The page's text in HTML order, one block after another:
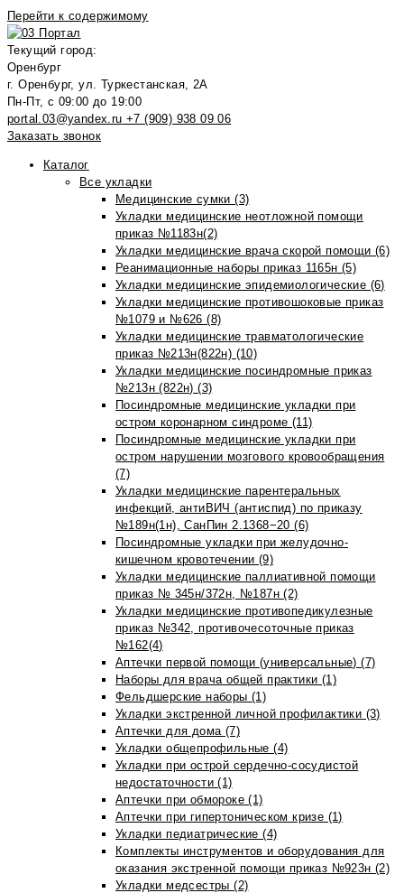
Перейти к содержимому
Текущий город:
Оренбург
г. Оренбург, ул. Туркестанская, 2А
Пн-Пт, с 09:00 до 19:00
portal.03@yandex.ru +7 (909) 938 09 06
Заказать звонок
Каталог
Все укладки
Медицинские сумки (3)
Укладки медицинские неотложной помощи
приказ №1183н(2)
Укладки медицинские врача скорой помощи (6)
Реанимационные наборы приказ 1165н (5)
Укладки медицинские эпидемиологические (6)
Укладки медицинские противошоковые приказ
№1079 и №626 (8)
Укладки медицинские травматологические
приказ №213н(822н) (10)
Укладки медицинские посиндромные приказ
№213н (822н) (3)
Посиндромные медицинские укладки при
остром коронарном синдроме (11)
Посиндромные медицинские укладки при
остром нарушении мозгового кровообращения
(7)
Укладки медицинские парентеральных
инфекций, антиВИЧ (антиспид) по приказу
№189н(1н), СанПин 2.1368−20 (6)
Посиндромные укладки при желудочно-
кишечном кровотечении (9)
Укладки медицинские паллиативной помощи
приказ № 345н/372н, №187н (2)
Укладки медицинские противопедикулезные
приказ №342, противочесоточные приказ
№162(4)
Аптечки первой помощи (универсальные) (7)
Наборы для врача общей практики (1)
Фельдшерские наборы (1)
Укладки экстренной личной профилактики (3)
Аптечки для дома (7)
Укладки общепрофильные (4)
Укладки при острой сердечно-сосудистой
недостаточности (1)
Аптечки при обмороке (1)
Аптечки при гипертоническом кризе (1)
Укладки педиатрические (4)
Комплекты инструментов и оборудования для
оказания экстренной помощи приказ №923н (2)
Укладки медсестры (2)